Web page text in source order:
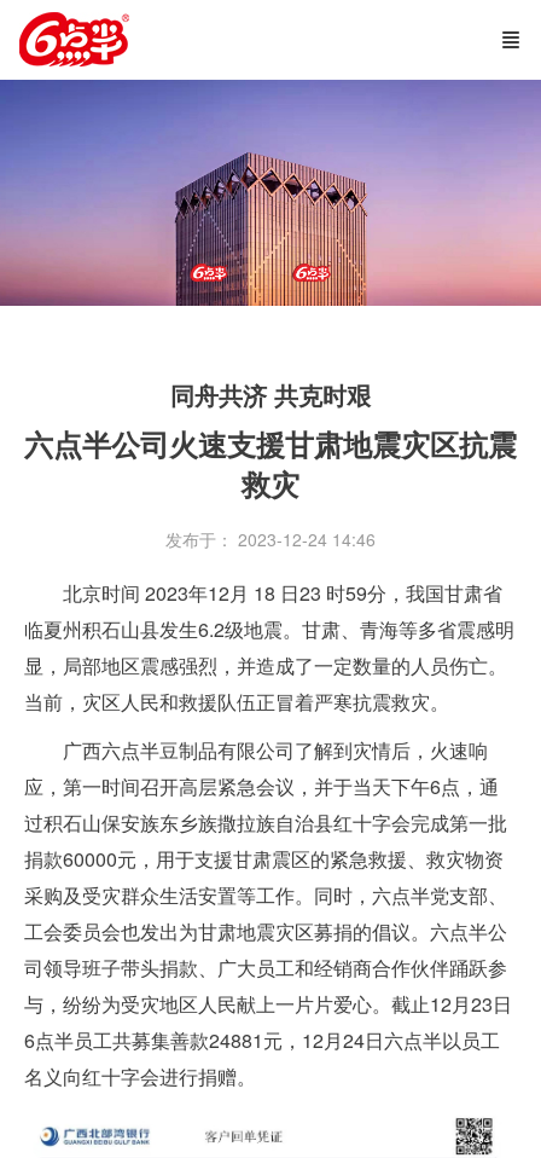
同舟共济 共克时艰
六点半公司火速支援甘肃地震灾区抗震
救灾
发布于： 2023-12-24 14:46
北京时间 2023年12月 18 日23 时59分，我国甘肃省
临夏州积石山县发生6.2级地震。甘肃、青海等多省震感明
显，局部地区震感强烈，并造成了一定数量的人员伤亡。
当前，灾区人民和救援队伍正冒着严寒抗震救灾。
广西六点半豆制品有限公司了解到灾情后，火速响
应，第一时间召开高层紧急会议，并于当天下午6点，通
过积石山保安族东乡族撒拉族自治县红十字会完成第一批
捐款60000元，用于支援甘肃震区的紧急救援、救灾物资
采购及受灾群众生活安置等工作。同时，六点半党支部、
工会委员会也发出为甘肃地震灾区募捐的倡议。六点半公
司领导班子带头捐款、广大员工和经销商合作伙伴踊跃参
与，纷纷为受灾地区人民献上一片片爱心。截止12月23日
6点半员工共募集善款24881元，12月24日六点半以员工
名义向红十字会进行捐赠。